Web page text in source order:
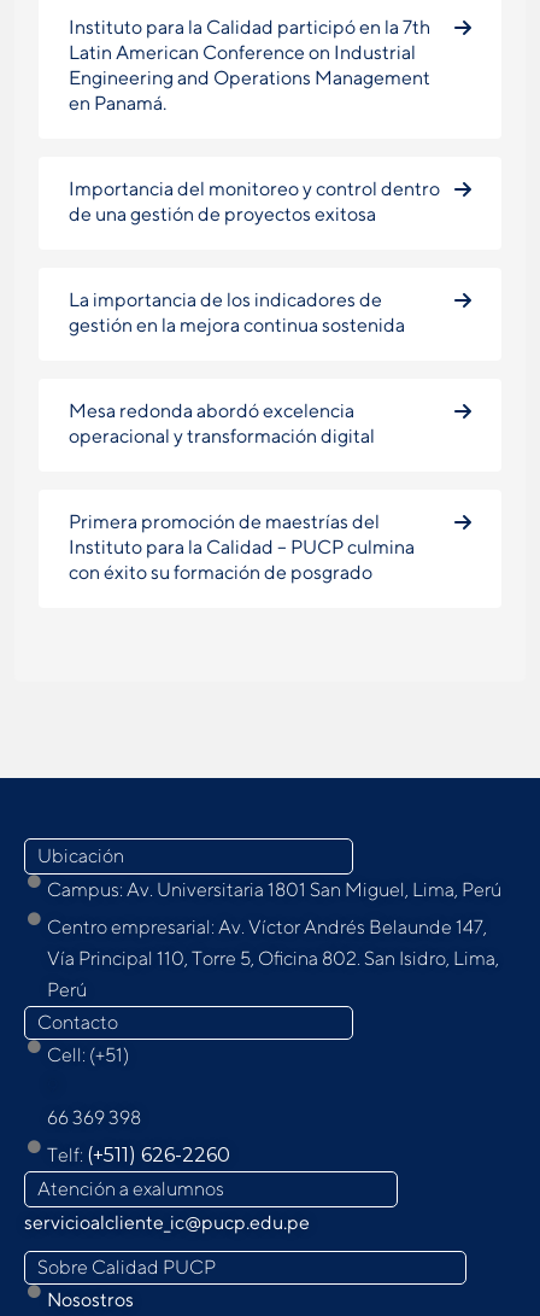
Instituto para la Calidad participó en la 7th
Latin American Conference on Industrial
Engineering and Operations Management
en Panamá.
Importancia del monitoreo y control dentro
de una gestión de proyectos exitosa
La importancia de los indicadores de
gestión en la mejora continua sostenida
Mesa redonda abordó excelencia
operacional y transformación digital
Primera promoción de maestrías del
Instituto para la Calidad – PUCP culmina
con éxito su formación de posgrado
Ubicación
Campus: Av. Universitaria 1801 San Miguel, Lima, Perú
Centro empresarial: Av. Víctor Andrés Belaunde 147,
Vía Principal 110, Torre 5, Oﬁcina 802. San Isidro, Lima,
Perú
Contacto
Cell: (+51)
66 369 398
Telf: (+511) 626-2260
Atención a exalumnos
servicioalcliente_ic@pucp.edu.pe
Sobre Calidad PUCP
Nosostros